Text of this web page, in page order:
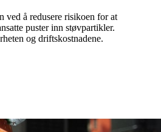
ved å redusere risikoen for at
puster inn støvpartikler.
og driftskostnadene.